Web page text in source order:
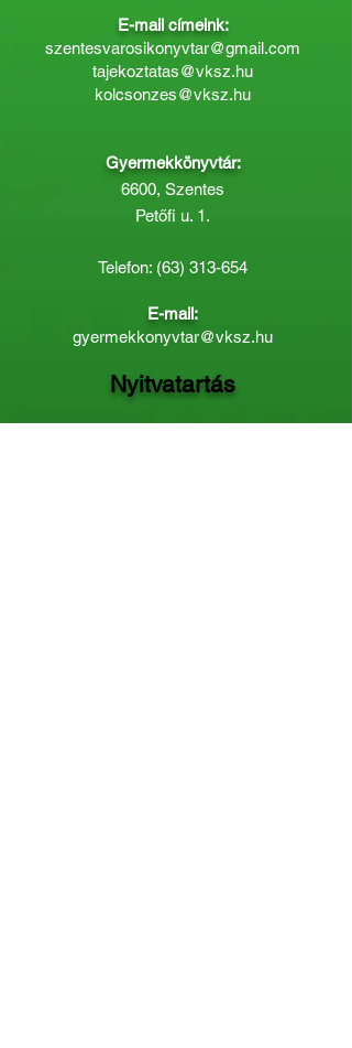
E-mail címeink:
szentesvarosikonyvtar@gmail.com
tajekoztatas@vksz.hu
kolcsonzes@vksz.hu
Gyermekkönyvtár:
6600, Szentes
Petőfi u. 1.
Telefon: (63) 313-654
E-mail:
gyermekkonyvtar@vksz.hu
Nyitvatartás